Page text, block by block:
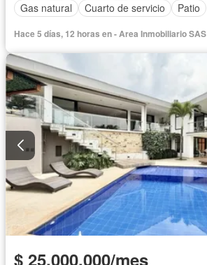
Gas natural
Cuarto de servicio Patio
Hace 5 días, 12 horas en - Area Inmobiliario SAS
$ 25.000.000/mes